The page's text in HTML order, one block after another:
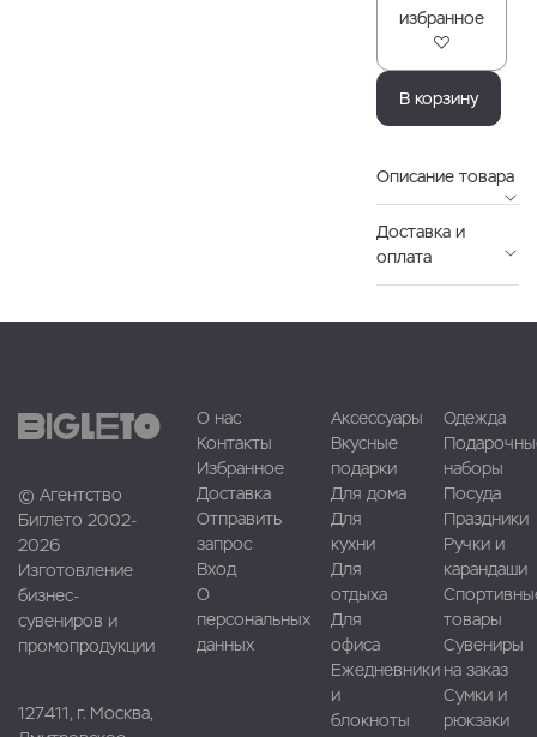
избранное
В корзину
Описание товара
Доставка и
оплата
© Агентство
Биглето 2002-
2026
Изготовление
бизнес-
сувениров и
промопродукции
127411, г. Москва,
О нас
Контакты
Избранное
Доставка
Отправить
запрос
Вход
О
персональных
данных
Аксессуары
Вкусные
подарки
Для дома
Для
кухни
Для
отдыха
Для
офиса
Ежедневники
и
блокноты
Одежда
наборы
Посуда
Праздники
Ручки и
карандаши
товары
Сувениры
на заказ
Сумки и
рюкзаки